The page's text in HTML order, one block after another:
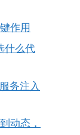
作用
什么代
务注入
动态，